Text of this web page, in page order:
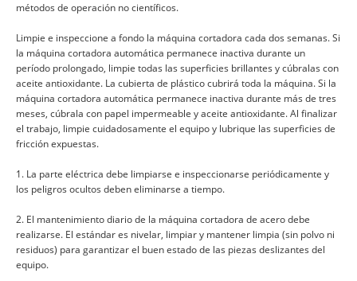
métodos de operación no científicos.
Limpie e inspeccione a fondo la máquina cortadora cada dos semanas. Si
la máquina cortadora automática permanece inactiva durante un
período prolongado, limpie todas las superficies brillantes y cúbralas con
aceite antioxidante. La cubierta de plástico cubrirá toda la máquina. Si la
máquina cortadora automática permanece inactiva durante más de tres
meses, cúbrala con papel impermeable y aceite antioxidante. Al finalizar
el trabajo, limpie cuidadosamente el equipo y lubrique las superficies de
fricción expuestas.
1. La parte eléctrica debe limpiarse e inspeccionarse periódicamente y
los peligros ocultos deben eliminarse a tiempo.
2. El mantenimiento diario de la máquina cortadora de acero debe
realizarse. El estándar es nivelar, limpiar y mantener limpia (sin polvo ni
residuos) para garantizar el buen estado de las piezas deslizantes del
equipo.